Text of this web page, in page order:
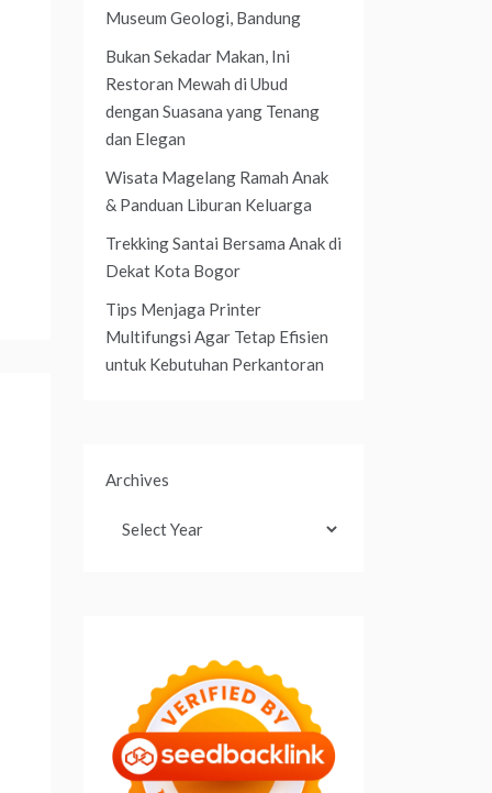
Museum Geologi, Bandung
Bukan Sekadar Makan, Ini
Restoran Mewah di Ubud
dengan Suasana yang Tenang
dan Elegan
Wisata Magelang Ramah Anak
& Panduan Liburan Keluarga
Trekking Santai Bersama Anak di
Dekat Kota Bogor
Tips Menjaga Printer
Multifungsi Agar Tetap Efisien
untuk Kebutuhan Perkantoran
Archives